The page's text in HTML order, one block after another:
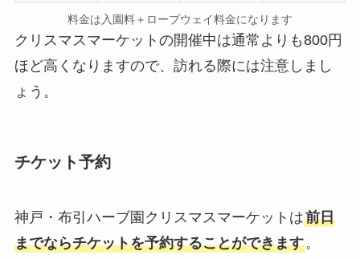
料金は入園料＋ロープウェイ料金になります
クリスマスマーケットの開催中は通常よりも800円
ほど高くなりますので、訪れる際には注意しまし
ょう。
チケット予約
神戸・布引ハーブ園クリスマスマーケットは前日
までならチケットを予約することができます。